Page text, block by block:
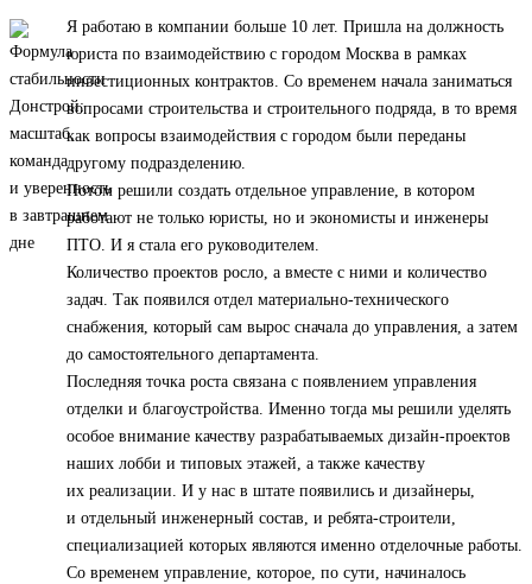
Я работаю в компании больше 10 лет. Пришла на должность
юриста по взаимодействию с городом Москва в рамках
инвестиционных контрактов. Со временем начала заниматься
вопросами строительства и строительного подряда, в то время
как вопросы взаимодействия с городом были переданы
другому подразделению.
Потом решили создать отдельное управление, в котором
работают не только юристы, но и экономисты и инженеры
ПТО. И я стала его руководителем.
Количество проектов росло, а вместе с ними и количество
задач. Так появился отдел материально-технического
снабжения, который сам вырос сначала до управления, а затем
до самостоятельного департамента.
Последняя точка роста связана с появлением управления
отделки и благоустройства. Именно тогда мы решили уделять
особое внимание качеству разрабатываемых дизайн-проектов
наших лобби и типовых этажей, а также качеству
их реализации. И у нас в штате появились и дизайнеры,
и отдельный инженерный состав, и ребята-строители,
специализацией которых являются именно отделочные работы.
Со временем управление, которое, по сути, начиналось